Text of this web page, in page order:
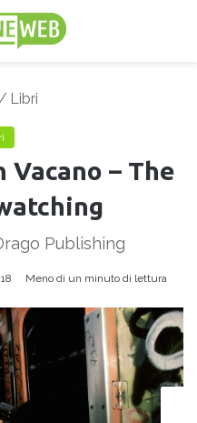
/ Libri
Vacano – The
Publishing
Meno di un minuto di lettura